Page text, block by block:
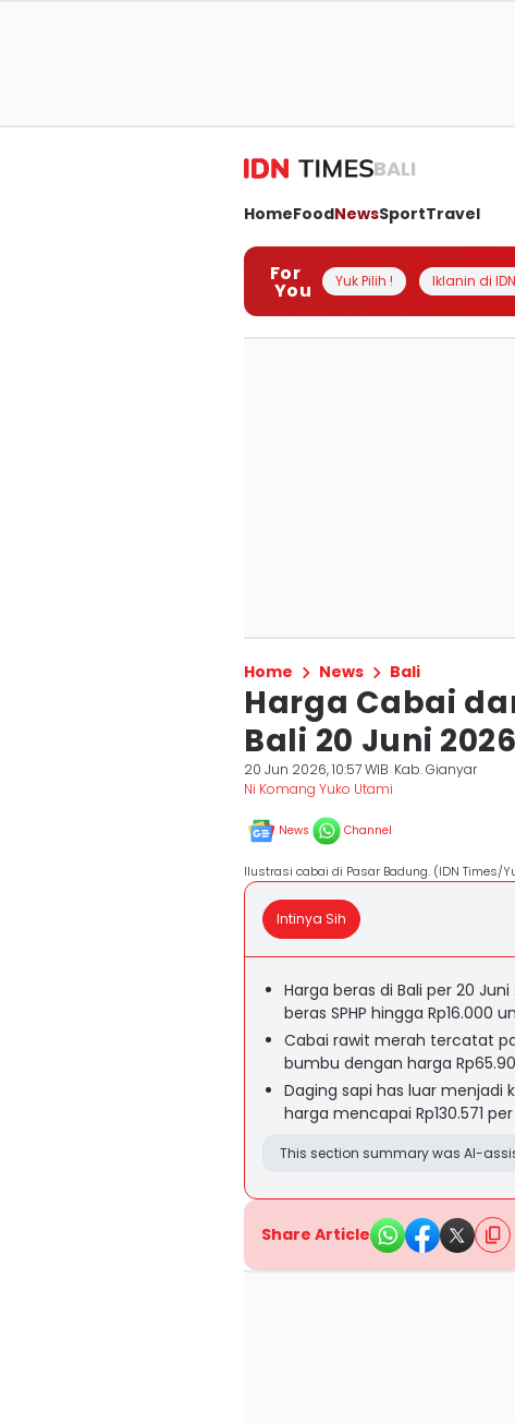
BALI
HomeFoodNewsSportTravel
For
You Yuk Pilih ! Iklanin di IDN
Home News Bali
Harga Cabai
Bali 20 Juni 2026
20 Jun 2026, 10:57 WIB Kab. Gianyar
Ni Komang Yuko Utami
News Channel
Ilustrasi cabai di Pasar Badung. (IDN Times/
Intinya Sih
Harga beras di Bali per 20
beras SPHP hingga Rp16.000
Cabai rawit merah tercatat
bumbu dengan harga
Daging sapi has luar menjadi
harga mencapai Rp130.571
This section summary was AI-
Share Article